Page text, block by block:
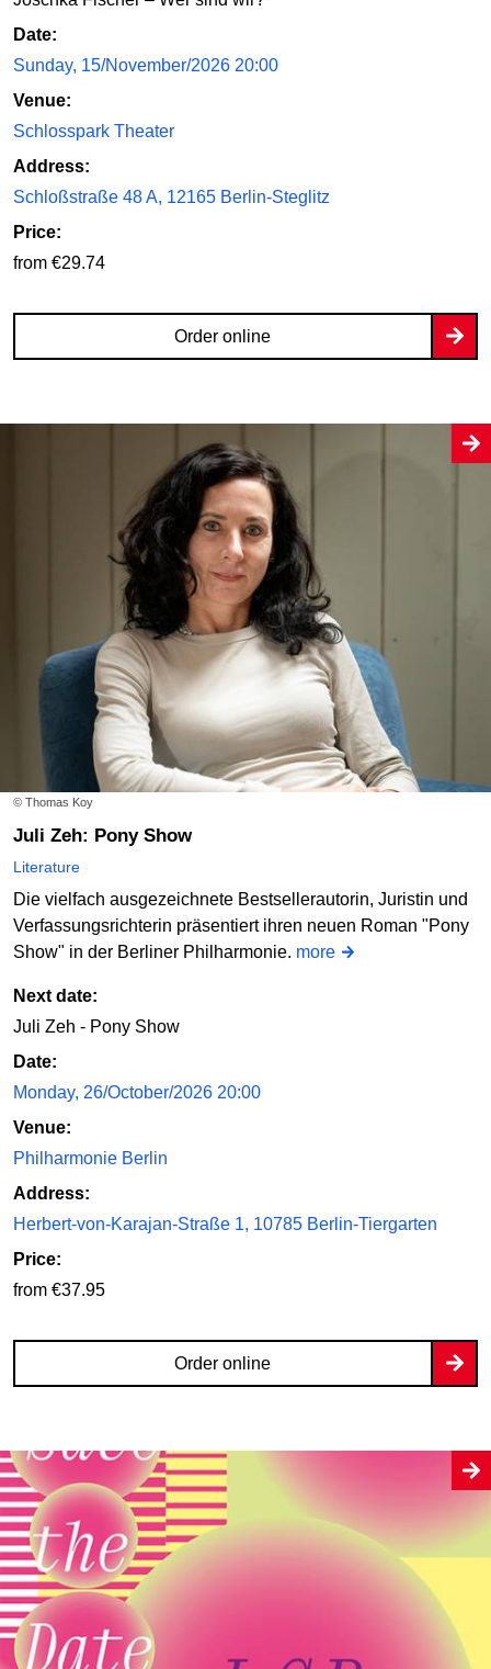
Date:
Sunday, 15/November/2026 20:00
Venue:
Schlosspark Theater
Address:
Schloßstraße 48 A, 12165 Berlin-Steglitz
Price:
from €29.74
Order online
© Thomas Koy
Juli Zeh: Pony Show
Literature
Die vielfach ausgezeichnete Bestsellerautorin, Juristin und
Verfassungsrichterin präsentiert ihren neuen Roman "Pony
Show" in der Berliner Philharmonie. more
Next date:
Juli Zeh - Pony Show
Date:
Monday, 26/October/2026 20:00
Venue:
Philharmonie Berlin
Address:
Herbert-von-Karajan-Straße 1, 10785 Berlin-Tiergarten
Price:
from €37.95
Order online